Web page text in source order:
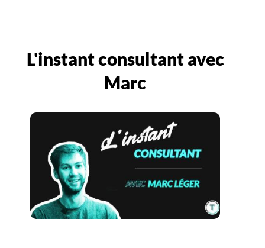
L'instant consultant avec
Marc